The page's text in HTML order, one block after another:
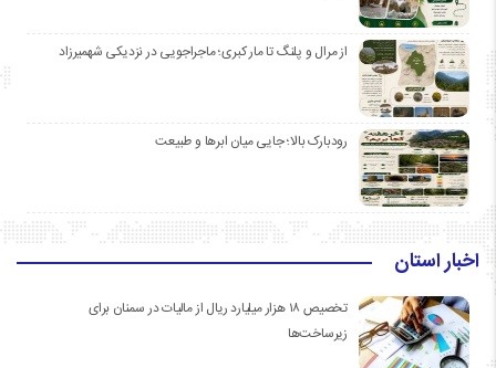
از مرال و پلنگ تا مار کبری؛ ماجراجویی در نزدیکی شهمیرزاد
رودبارک بالا؛ جایی میان ابرها و طبیعت
اخبار استان
تخصیص ۱۸ هزار میلیارد ریال از مالیات در سمنان برای
زیرساخت‌ها